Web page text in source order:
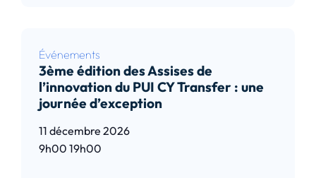
Événements
3ème édition des Assises de
l’innovation du PUI CY Transfer : une
journée d’exception
11 décembre 2026
9h00 19h00